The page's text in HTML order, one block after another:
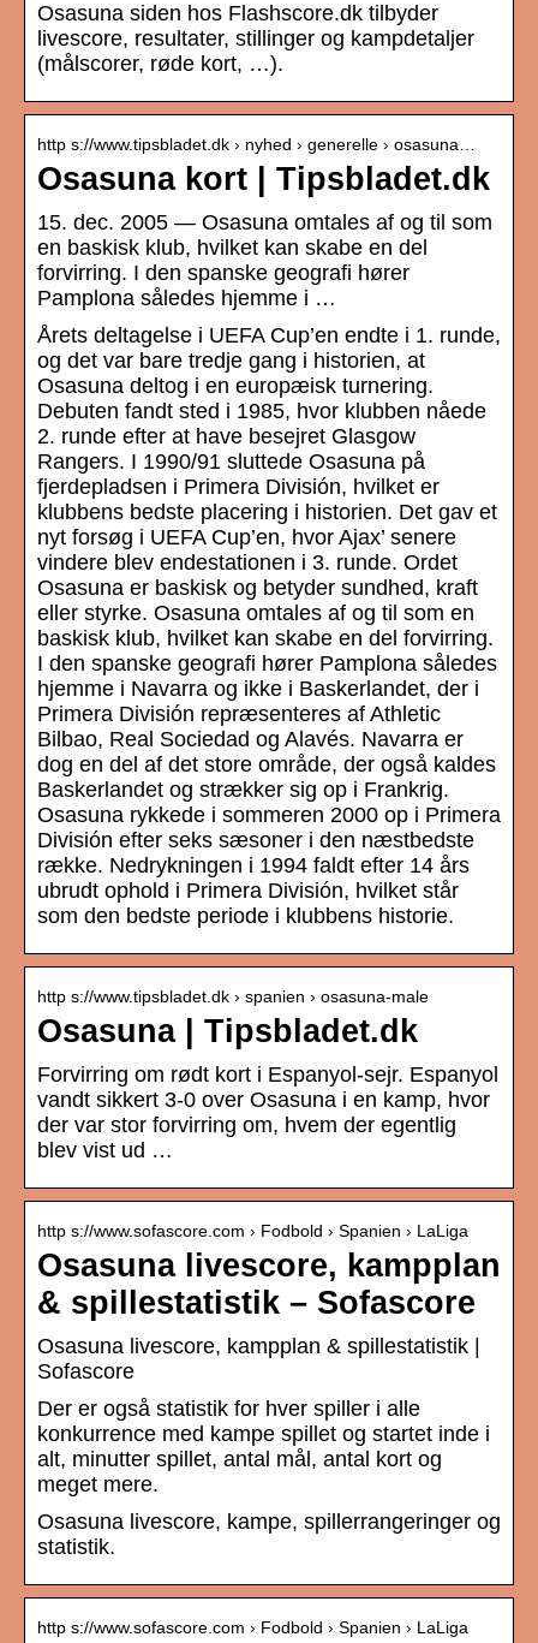
Osasuna siden hos Flashscore.dk tilbyder
livescore, resultater, stillinger og kampdetaljer
(målscorer, røde kort, …).
http s://www.tipsbladet.dk › nyhed › generelle › osasuna…
Osasuna kort | Tipsbladet.dk
15. dec. 2005 — Osasuna omtales af og til som
en baskisk klub, hvilket kan skabe en del
forvirring. I den spanske geografi hører
Pamplona således hjemme i …
Årets deltagelse i UEFA Cup’en endte i 1. runde,
og det var bare tredje gang i historien, at
Osasuna deltog i en europæisk turnering.
Debuten fandt sted i 1985, hvor klubben nåede
2. runde efter at have besejret Glasgow
Rangers. I 1990/91 sluttede Osasuna på
fjerdepladsen i Primera División, hvilket er
klubbens bedste placering i historien. Det gav et
nyt forsøg i UEFA Cup’en, hvor Ajax’ senere
vindere blev endestationen i 3. runde. Ordet
Osasuna er baskisk og betyder sundhed, kraft
eller styrke. Osasuna omtales af og til som en
baskisk klub, hvilket kan skabe en del forvirring.
I den spanske geografi hører Pamplona således
hjemme i Navarra og ikke i Baskerlandet, der i
Primera División repræsenteres af Athletic
Bilbao, Real Sociedad og Alavés. Navarra er
dog en del af det store område, der også kaldes
Baskerlandet og strækker sig op i Frankrig.
Osasuna rykkede i sommeren 2000 op i Primera
División efter seks sæsoner i den næstbedste
række. Nedrykningen i 1994 faldt efter 14 års
ubrudt ophold i Primera División, hvilket står
som den bedste periode i klubbens historie.
http s://www.tipsbladet.dk › spanien › osasuna-male
Osasuna | Tipsbladet.dk
Forvirring om rødt kort i Espanyol-sejr. Espanyol
vandt sikkert 3-0 over Osasuna i en kamp, hvor
der var stor forvirring om, hvem der egentlig
blev vist ud …
http s://www.sofascore.com › Fodbold › Spanien › LaLiga
Osasuna livescore, kampplan
& spillestatistik – Sofascore
Osasuna livescore, kampplan & spillestatistik |
Sofascore
Der er også statistik for hver spiller i alle
konkurrence med kampe spillet og startet inde i
alt, minutter spillet, antal mål, antal kort og
meget mere.
Osasuna livescore, kampe, spillerrangeringer og
statistik.
http s://www.sofascore.com › Fodbold › Spanien › LaLiga